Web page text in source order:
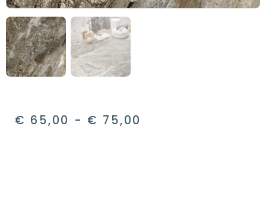
€ 65,00 - € 75,00